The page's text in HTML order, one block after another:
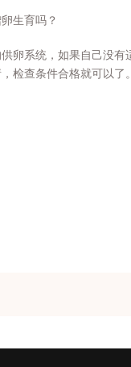
生育吗？
卵系统，如果自己没
检查条件合格就可以了。